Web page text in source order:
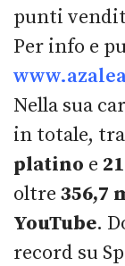
punti
Per info e
Nella sua
in totale,
platino e
oltre 356,7
YouTube.
record su